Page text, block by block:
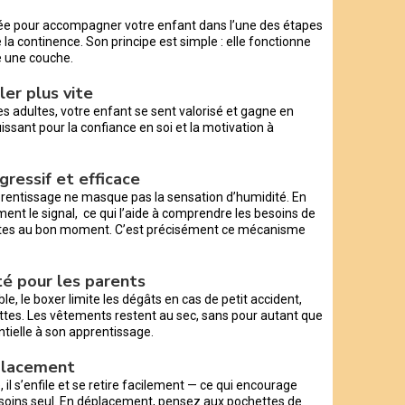
pour accompagner votre enfant dans l’une des étapes
continence. Son principe est simple : elle fonctionne
couche.
plus vite
adultes, votre enfant se sent valorisé et gagne en
pour la confiance en soi et la motivation à
et efficace
ne masque pas la sensation d’humidité. En
le signal, ce qui l’aide à comprendre les besoins de
au bon moment. C’est précisément ce mécanisme
pour les parents
le boxer limite les dégâts en cas de petit accident,
Les vêtements restent au sec, sans pour autant que
à son apprentissage.
il s’enfile et se retire facilement — ce qui encourage
seul. En déplacement, pensez aux pochettes de